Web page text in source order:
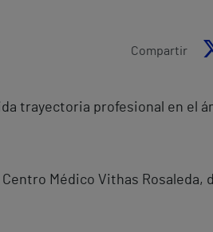
Compartir
trayectoria profesional en el
Médico Vithas Rosaleda,